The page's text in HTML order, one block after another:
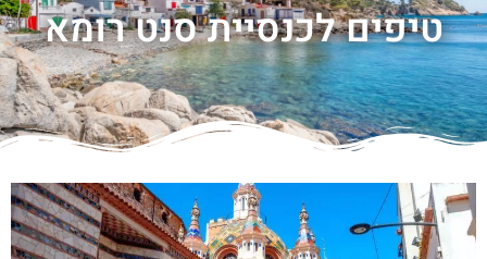
טיפים לכנסיית סנט רומא